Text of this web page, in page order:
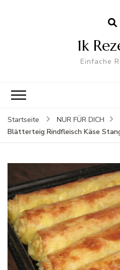
1k
Einfache
Startseite
NUR FÜR DICH
Blätterteig Rindfleisch Käse